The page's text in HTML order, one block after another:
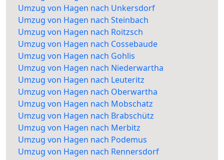
Umzug von Hagen nach Unkersdorf
Umzug von Hagen nach Steinbach
Umzug von Hagen nach Roitzsch
Umzug von Hagen nach Cossebaude
Umzug von Hagen nach Gohlis
Umzug von Hagen nach Niederwartha
Umzug von Hagen nach Leuteritz
Umzug von Hagen nach Oberwartha
Umzug von Hagen nach Mobschatz
Umzug von Hagen nach Brabschütz
Umzug von Hagen nach Merbitz
Umzug von Hagen nach Podemus
Umzug von Hagen nach Rennersdorf